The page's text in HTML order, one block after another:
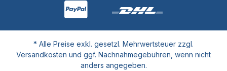
* Alle Preise exkl. gesetzl. Mehrwertsteuer zzgl.
Versandkosten und ggf. Nachnahmegebühren, wenn nicht
anders angegeben.